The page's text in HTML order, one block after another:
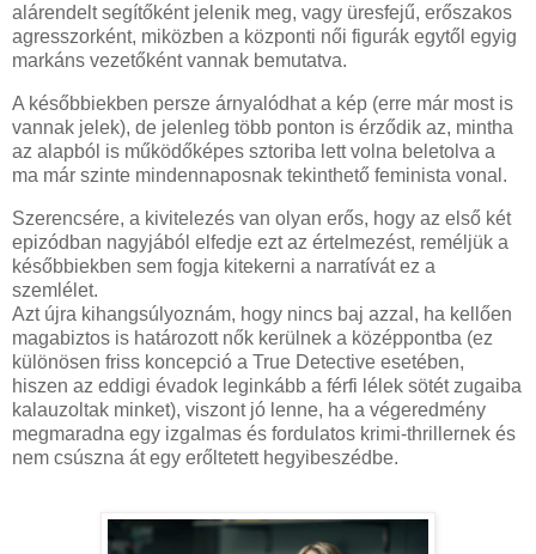
alárendelt segítőként jelenik meg, vagy üresfejű, erőszakos
agresszorként, miközben a központi női figurák egytől egyig
markáns vezetőként vannak bemutatva.
A későbbiekben persze árnyalódhat a kép (erre már most is
vannak jelek), de jelenleg több ponton is érződik az, mintha
az alapból is működőképes sztoriba lett volna beletolva a
ma már szinte mindennaposnak tekinthető feminista vonal.
Szerencsére, a kivitelezés van olyan erős, hogy az első két
epizódban nagyjából elfedje ezt az értelmezést, reméljük a
későbbiekben sem fogja kitekerni a narratívát ez a
szemlélet.
Azt újra kihangsúlyoznám, hogy nincs baj azzal, ha kellően
magabiztos is határozott nők kerülnek a középpontba (ez
különösen friss koncepció a True Detective esetében,
hiszen az eddigi évadok leginkább a férfi lélek sötét zugaiba
kalauzoltak minket), viszont jó lenne, ha a végeredmény
megmaradna egy izgalmas és fordulatos krimi-thrillernek és
nem csúszna át egy erőltetett hegyibeszédbe.